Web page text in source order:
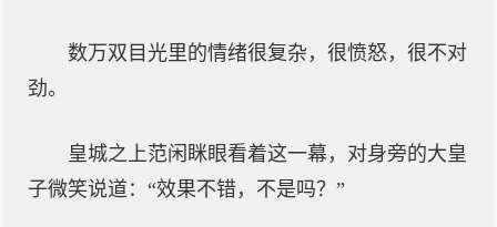
数万双目光里的情绪很复杂，很愤怒，很不对
劲。
皇城之上范闲眯眼看着这一幕，对身旁的大皇
子微笑说道：“效果不错，不是吗？”